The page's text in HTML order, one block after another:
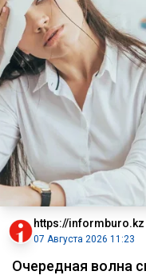
https://informburo.kz
07 Августа 2026 11:23
Очередная волна